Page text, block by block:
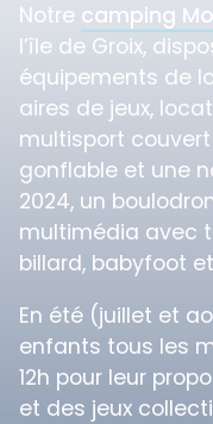
Notre camping
l’île de Groix,
équipements de
aires de jeux,
multisport
gonflable et une
2024, un
multimédia avec
billard, babyfoot
En été (juillet et
enfants tous les
12h pour leur
et des jeux